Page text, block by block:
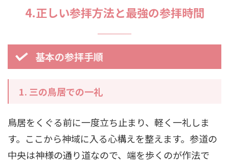
4.正しい参拝方法と最強の参拝時間
基本の参拝手順
1. 三の鳥居での一礼
鳥居をくぐる前に一度立ち止まり、軽く一礼しま
す。ここから神域に入る心構えを整えます。参道の
中央は神様の通り道なので、端を歩くのが作法で